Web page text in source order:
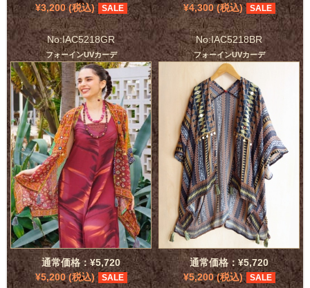
¥3,200 (税込)
SALE
¥4,300 (税込)
SALE
No:IAC5218GR
フォーインUVカーデ
通常価格：¥5,720
¥5,200 (税込)
SALE
No:IAC5218BR
フォーインUVカーデ
通常価格：¥5,720
¥5,200 (税込)
SALE